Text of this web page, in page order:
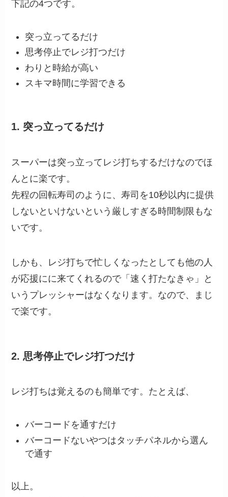
下記の4つです。
突っ立ってるだけ
思考停止でレジ打つだけ
わりと時給が高い
スキマ時間に学習できる
1. 突っ立ってるだけ
スーパーは突っ立ってレジ打ちするだけなのでほ
んとに楽です。
先程の回転寿司のように、寿司を10秒以内に提供
しないといけないという厳しすぎる時間制限もな
いです。
しかも、レジ打ちで忙しくなったとしても他の人
が応援にに来てくれるので「速く打たなきゃ」と
いうプレッシャーはなくなります。なので、まじ
で楽です。
2. 思考停止でレジ打つだけ
レジ打ちは覚えるのも簡単です。たとえば、
バーコードを通すだけ
バーコードないやつはタッチパネルから選ん
で通す
以上。